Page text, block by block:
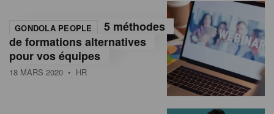
GONDOLA PEOPLE
5 méthodes
de formations alternatives
pour vos équipes
18 MARS 2020 • HR